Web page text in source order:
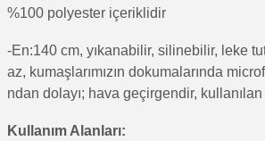
%100 polyester içeriklidir
-En:140 cm, yıkanabilir, silinebilir, leke
az, kumaşlarımızın dokumalarında
ndan dolayı; hava geçirgendir, kullanılan
Kullanım Alanları: